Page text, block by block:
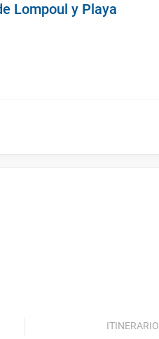
Lompoul y Playa
ITINERARIO